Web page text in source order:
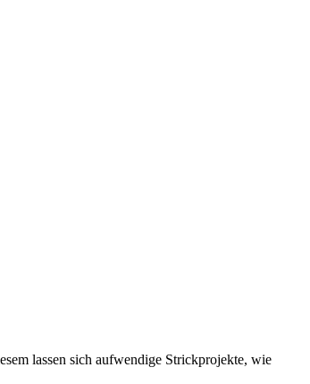
lassen sich aufwendige Strickprojekte, wie